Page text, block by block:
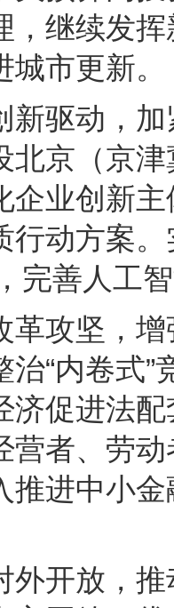
，继续发
市更新。
动，加
北京（京
企业创新
行动方案
完善人工
坚，增
治“内卷式
济促进法
营者、劳
推进中小
放，推